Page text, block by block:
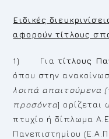
Ειδικές
αφορούν τίτλους
1) Για τίτλους
όπου στην
λοιπά απαιτούμενα
προσόντα] ορίζεται
πτυχίο ή δίπλωμα
Πανεπιστημίου